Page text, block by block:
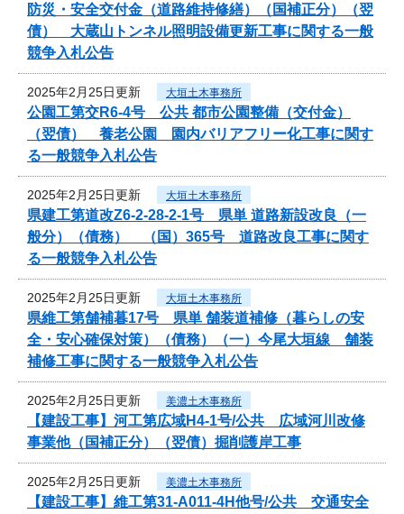
防災・安全交付金（道路維持修繕）（国補正分）（翌
債） 大蔵山トンネル照明設備更新工事に関する一般
競争入札公告
2025年2月25日更新 大垣土木事務所
公園工第交R6-4号 公共 都市公園整備（交付金）
（翌債） 養老公園 園内バリアフリー化工事に関す
る一般競争入札公告
2025年2月25日更新 大垣土木事務所
県建工第道改Z6-2-28-2-1号 県単 道路新設改良（一
般分）（債務） （国）365号 道路改良工事に関す
る一般競争入札公告
2025年2月25日更新 大垣土木事務所
県維工第舗補暮17号 県単 舗装道補修（暮らしの安
全・安心確保対策）（債務）（一）今尾大垣線 舗装
補修工事に関する一般競争入札公告
2025年2月25日更新 美濃土木事務所
【建設工事】河工第広域H4-1号/公共 広域河川改修
事業他（国補正分）（翌債）掘削護岸工事
2025年2月25日更新 美濃土木事務所
【建設工事】維工第31-A011-4H他号/公共 交通安全